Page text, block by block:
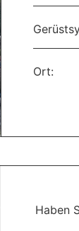
Ort:
Haben